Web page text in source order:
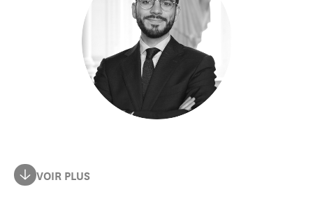
Il participe aux travaux de la Chaire des grands enjeux
stratégiques contemporains de l’université Paris 1 et
VOIR PLUS